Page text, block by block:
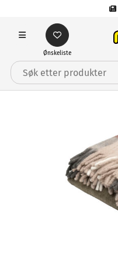
Ønskeliste